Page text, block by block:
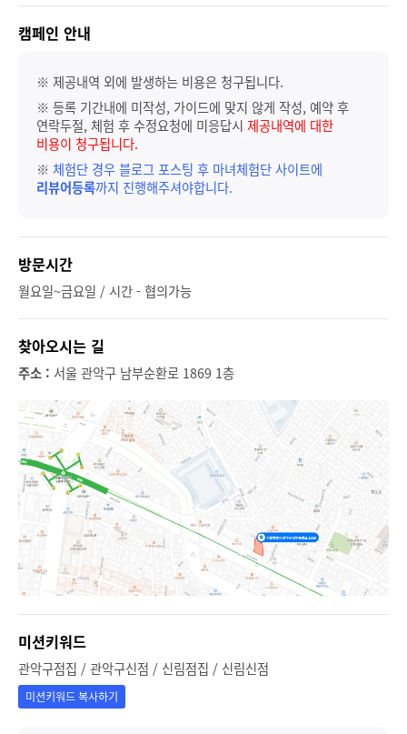
캠페인 안내
※ 제공내역 외에 발생하는 비용은 청구됩니다.
※ 등록 기간내에 미작성, 가이드에 맞지 않게 작성, 예약 후
연락두절, 체험 후 수정요청에 미응답시 제공내역에 대한
비용이 청구됩니다.
※ 체험단 경우 블로그 포스팅 후 마녀체험단 사이트에
리뷰어등록까지 진행해주셔야합니다.
방문시간
월요일~금요일 / 시간 - 협의가능
찾아오시는 길
주소 : 서울 관악구 남부순환로 1869 1층
미션키워드
관악구점집 / 관악구신점 / 신림점집 / 신림신점
미션키워드 복사하기